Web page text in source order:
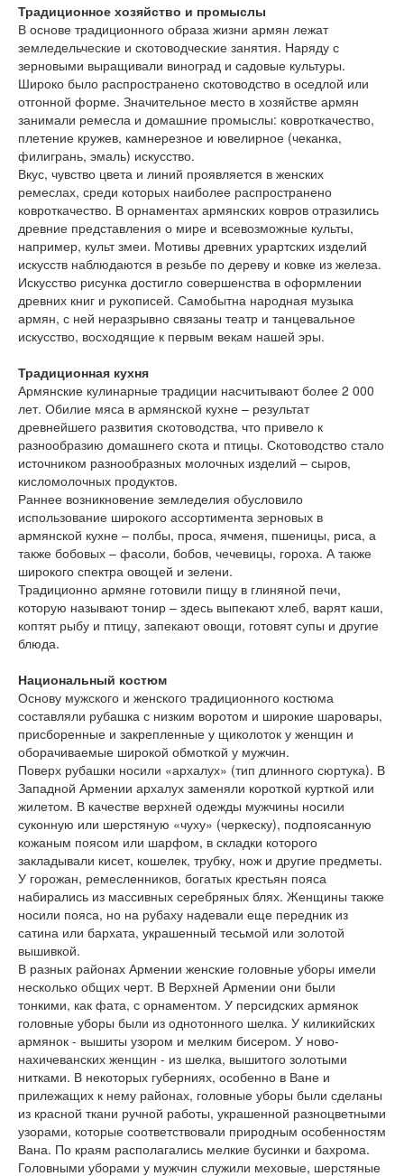
Традиционное хозяйство и промыслы
В основе традиционного образа жизни армян лежат
земледельческие и скотоводческие занятия. Наряду с
зерновыми выращивали виноград и садовые культуры.
Широко было распространено скотоводство в оседлой или
отгонной форме. Значительное место в хозяйстве армян
занимали ремесла и домашние промыслы: ковроткачество,
плетение кружев, камнерезное и ювелирное (чеканка,
филигрань, эмаль) искусство.
Вкус, чувство цвета и линий проявляется в женских
ремеслах, среди которых наиболее распространено
ковроткачество. В орнаментах армянских ковров отразились
древние представления о мире и всевозможные культы,
например, культ змеи. Мотивы древних урартских изделий
искусств наблюдаются в резьбе по дереву и ковке из железа.
Искусство рисунка достигло совершенства в оформлении
древних книг и рукописей. Самобытна народная музыка
армян, с ней неразрывно связаны театр и танцевальное
искусство, восходящие к первым векам нашей эры.
Традиционная кухня
Армянские кулинарные традиции насчитывают более 2 000
лет. Обилие мяса в армянской кухне – результат
древнейшего развития скотоводства, что привело к
разнообразию домашнего скота и птицы. Скотоводство стало
источником разнообразных молочных изделий – сыров,
кисломолочных продуктов.
Раннее возникновение земледелия обусловило
использование широкого ассортимента зерновых в
армянской кухне – полбы, проса, ячменя, пшеницы, риса, а
также бобовых – фасоли, бобов, чечевицы, гороха. А также
широкого спектра овощей и зелени.
Традиционно армяне готовили пищу в глиняной печи,
которую называют тонир – здесь выпекают хлеб, варят каши,
коптят рыбу и птицу, запекают овощи, готовят супы и другие
блюда.
Национальный костюм
Основу мужского и женского традиционного костюма
составляли рубашка с низким воротом и широкие шаровары,
присборенные и закрепленные у щиколоток у женщин и
оборачиваемые широкой обмоткой у мужчин.
Поверх рубашки носили «архалух» (тип длинного сюртука). В
Западной Армении архалух заменяли короткой курткой или
жилетом. В качестве верхней одежды мужчины носили
суконную или шерстяную «чуху» (черкеску), подпоясанную
кожаным поясом или шарфом, в складки которого
закладывали кисет, кошелек, трубку, нож и другие предметы.
У горожан, ремесленников, богатых крестьян пояса
набирались из массивных серебряных блях. Женщины также
носили пояса, но на рубаху надевали еще передник из
сатина или бархата, украшенный тесьмой или золотой
вышивкой.
В разных районах Армении женские головные уборы имели
несколько общих черт. В Верхней Армении они были
тонкими, как фата, с орнаментом. У персидских армянок
головные уборы были из однотонного шелка. У киликийских
армянок - вышиты узором и мелким бисером. У ново-
нахичеванских женщин - из шелка, вышитого золотыми
нитками. В некоторых губерниях, особенно в Ване и
прилежащих к нему районах, головные уборы были сделаны
из красной ткани ручной работы, украшенной разноцветными
узорами, которые соответствовали природным особенностям
Вана. По краям располагались мелкие бусинки и бахрома.
Головными уборами у мужчин служили меховые, шерстяные